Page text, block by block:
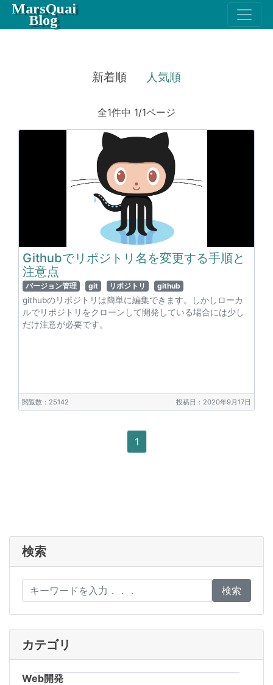
MarsQuai
Blog
新着順 人気順
全1件中 1/1ページ
Githubでリポジトリ名を変更する手順と
注意点
バージョン管理 git リポジトリ github
githubのリポジトリは簡単に編集できます。しかしローカ
ルでリポジトリをクローンして開発している場合には少し
だけ注意が必要です。
閲覧数：25142 投稿日：2020年9月17日
1
検索
検索
カテゴリ
Web開発